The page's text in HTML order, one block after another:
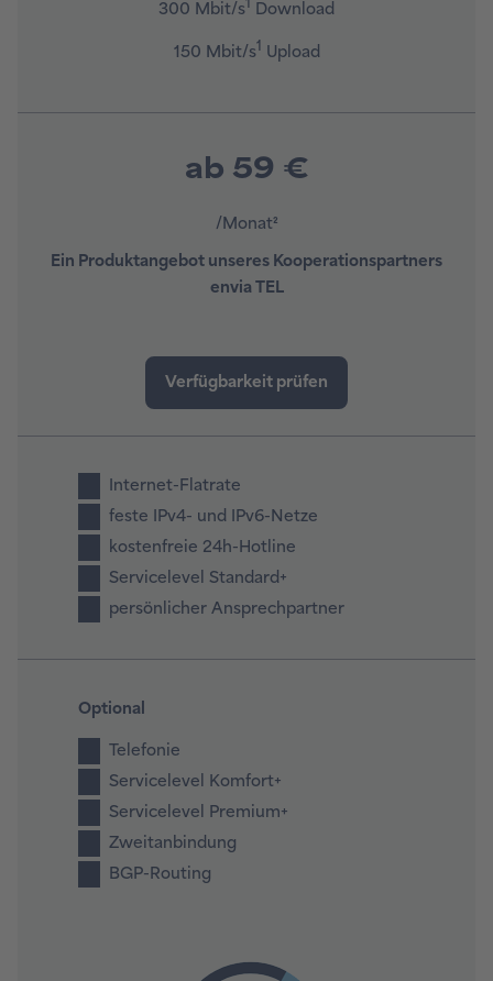
300 Mbit/s Download
150 Mbit/s1 Upload
ab 59 €
/Monat²
Ein Produktangebot unseres Kooperationspartners
envia TEL
Internet-Flatrate
feste IPv4- und IPv6-Netze
kostenfreie 24h-Hotline
Servicelevel Standard+
persönlicher Ansprechpartner
Optional
Telefonie
Servicelevel Komfort+
Servicelevel Premium+
Zweitanbindung
BGP-Routing